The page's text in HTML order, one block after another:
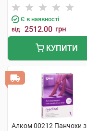
Є в наявності
від 2512.00 грн
КУПИТИ
Алком 00212 Панчохи з